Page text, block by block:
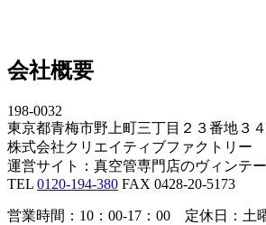
会社概要
198-0032
東京都青梅市野上町三丁目２３番地３４
株式会社クリエイティブファクトリー
運営サイト：真空管専門店のヴィンテ
TEL 0120-194-380 FAX 0428-20-5173
営業時間：10：00-17：00 定休日：土